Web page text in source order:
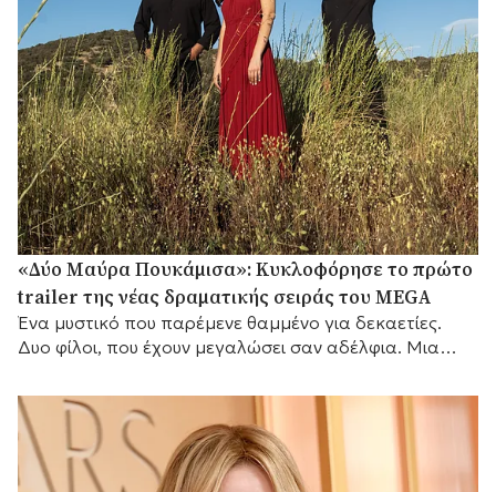
«Δύο Μαύρα Πουκάμισα»: Κυκλοφόρησε το πρώτο
trailer της νέας δραματικής σειράς του MEGA
Ένα μυστικό που παρέμενε θαμμένο για δεκαετίες.
Δυο φίλοι, που έχουν μεγαλώσει σαν αδέλφια. Μια